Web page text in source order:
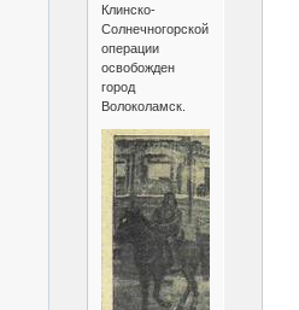
Клинско-
Солнечногорской
операции
освобожден
город
Волоколамск.